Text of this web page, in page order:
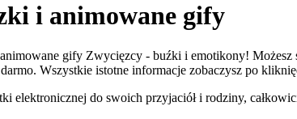
i animowane gify
gify Zwycięzcy - buźki i emotikony! Możesz
Wszystkie istotne informacje zobaczysz po
do swoich przyjaciół i rodziny,